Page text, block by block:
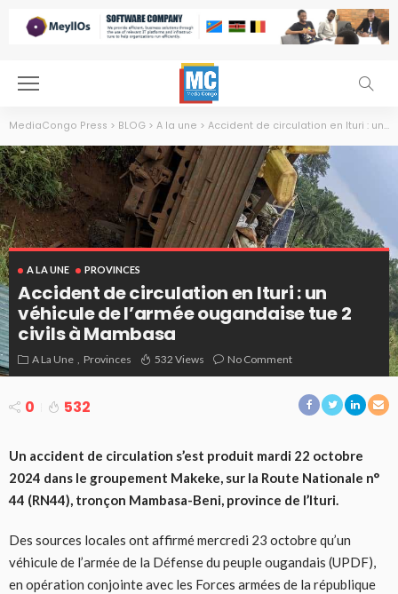
MediaCongo Press > BLOG > A la une > Accident de circulation en Ituri : un véhicule de l’armée ougandaise tue 2 civils à Mambasa
A LA UNE PROVINCES
Accident de circulation en Ituri : un
véhicule de l’armée ougandaise tue 2
civils à Mambasa
A La Une Provinces 532 Views No Comment
0 532
Un accident de circulation s’est produit mardi 22 octobre
2024 dans le groupement Makeke, sur la Route Nationale n°
44 (RN44), tronçon Mambasa-Beni, province de l’Ituri.
Des sources locales ont affirmé mercredi 23 octobre qu’un
véhicule de l’armée de la Défense du peuple ougandais (UPDF),
en opération conjointe avec les Forces armées de la république